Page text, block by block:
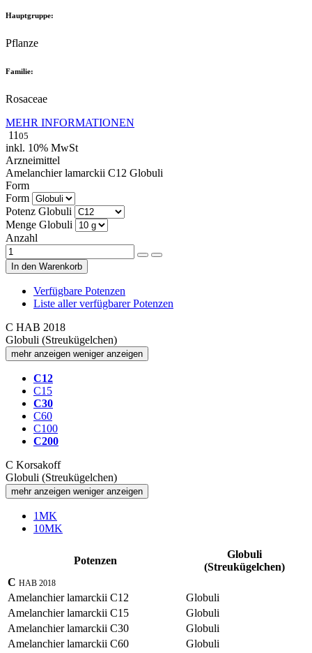
Hauptgruppe:
Pflanze
Familie:
Rosaceae
MEHR INFORMATIONEN
11 05
inkl. 10% MwSt
Arzneimittel
Amelanchier lamarckii C12 Globuli
Form
Form
Potenz Globuli
Menge Globuli
Anzahl
In den Warenkorb
Verfügbare Potenzen
Liste aller verfügbarer Potenzen
C HAB 2018
Globuli (Streukügelchen)
mehr anzeigen weniger anzeigen
C12
C15
C30
C60
C100
C200
C Korsakoff
Globuli (Streukügelchen)
mehr anzeigen weniger anzeigen
1MK
10MK
Potenzen
Globuli
(Streukügelchen)
C HAB 2018
Amelanchier lamarckii C12
Globuli
Amelanchier lamarckii C15
Globuli
Amelanchier lamarckii C30
Globuli
Amelanchier lamarckii C60
Globuli